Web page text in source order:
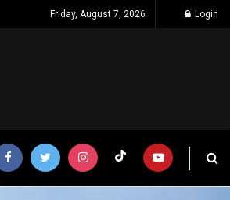
Friday, August 7, 2026 Login